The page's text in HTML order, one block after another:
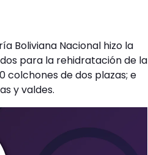
Boliviana Nacional hizo la
para la rehidratación de la
colchones de dos plazas; e
y valdes.